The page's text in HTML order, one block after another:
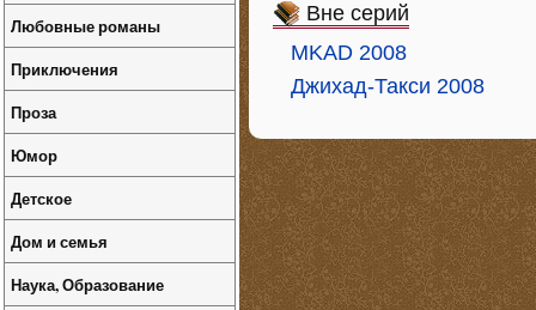
Вне серий
MKAD 2008
Джихад-Такси 2008
Любовные романы
Приключения
Проза
Юмор
Детское
Дом и семья
Наука, Образование